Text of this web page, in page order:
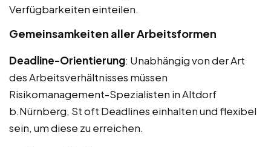
Verfügbarkeiten einteilen.
Gemeinsamkeiten aller Arbeitsformen
Deadline-Orientierung: Unabhängig von der Art
des Arbeitsverhältnisses müssen
Risikomanagement-Spezialisten in Altdorf
b.Nürnberg, St oft Deadlines einhalten und flexibel
sein, um diese zu erreichen.